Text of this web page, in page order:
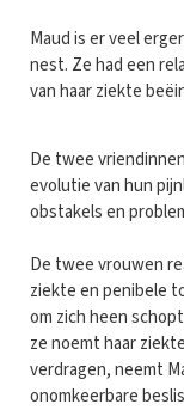
Maud is er veel
nest. Ze had een
van haar ziekte
De twee
evolutie van hun
obstakels en
De twee vrouwen
ziekte en penibele
om zich heen
ze noemt haar
verdragen, neemt
onomkeerbare